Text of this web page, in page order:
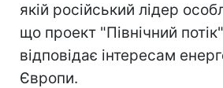
якій російський лідер
що проект "Північний
відповідає інтересам
Європи.